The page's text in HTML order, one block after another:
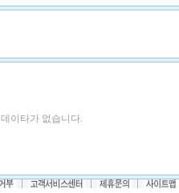
데이타가 없습니다.